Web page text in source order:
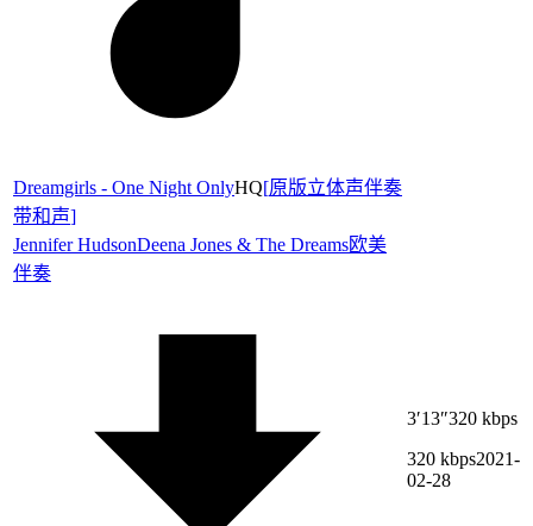
Dreamgirls - One Night OnlyHQ[原版立体声伴奏
带和声]
Jennifer HudsonDeena Jones & The Dreams欧美
伴奏
3′13″320 kbps
320 kbps2021-
02-28